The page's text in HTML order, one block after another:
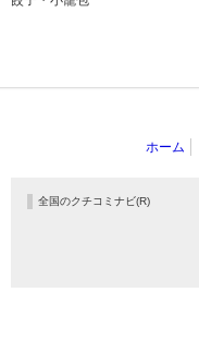
ホーム
全国のクチコミナビ(R)